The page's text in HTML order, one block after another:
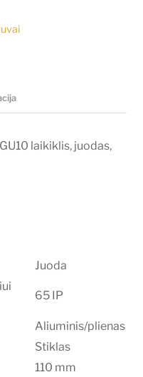
laikiklis, juodas,
Juoda
65 IP
Aliuminis/plienas
Stiklas
110 mm